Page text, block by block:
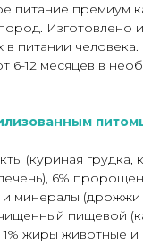
премиум
Изготовлено
в питании
6-12 месяцев в
(куриная грудка,
6%
и минералы
пищевой
жиры животные и